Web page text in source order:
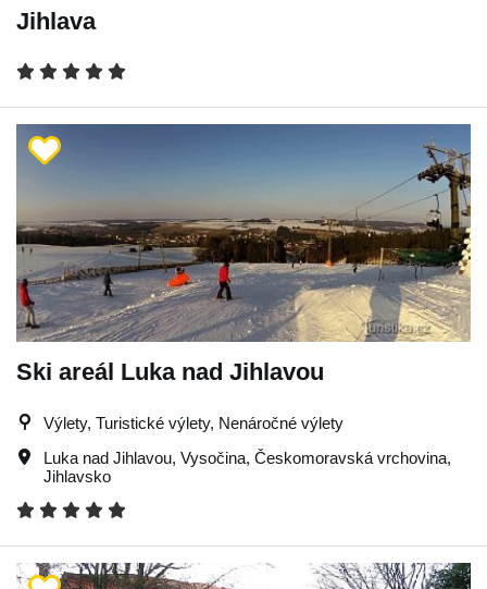
Jihlava
Ski areál Luka nad Jihlavou
Výlety, Turistické výlety, Nenáročné výlety
Luka nad Jihlavou, Vysočina, Českomoravská vrchovina,
Jihlavsko